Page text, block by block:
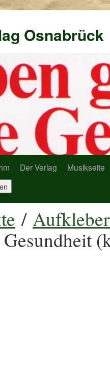
Osnabrück
Der Verlag Musikseite
/